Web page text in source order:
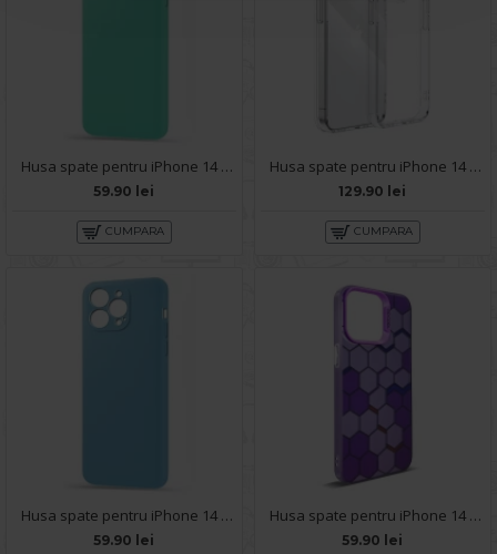
Husa spate pentru iPhone 14 Pro Max - Silicon Line Turcoaz
59.90 lei
CUMPARA
Husa spate pentru iPhone 14 Pro Max - Joyroom transparent
129.90 lei
CUMPARA
Husa spate pentru iPhone 14 Pro Max - Silicon Line Bleu Ciel
59.90 lei
Husa spate pentru iPhone 14 Pro Max- Bozo case Visiniu
59.90 lei